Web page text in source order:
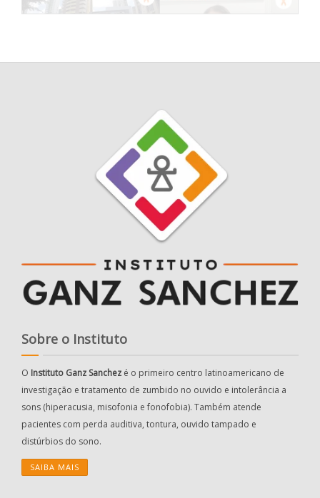
Sobre o Instituto
O Instituto Ganz Sanchez é o primeiro centro latinoamericano de
investigação e tratamento de zumbido no ouvido e intolerância a
sons (hiperacusia, misofonia e fonofobia). Também atende
pacientes com perda auditiva, tontura, ouvido tampado e
distúrbios do sono.
SAIBA MAIS